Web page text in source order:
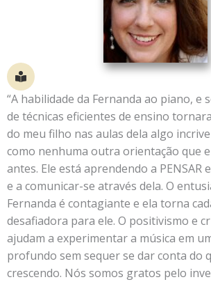
“A habilidade da Fernanda ao piano, e
de técnicas eficientes de ensino
do meu filho nas aulas dela algo
como nenhuma outra orientação que
antes. Ele está aprendendo a PENSAR
e a comunicar-se através dela. O
Fernanda é contagiante e ela torna
desafiadora para ele. O positivismo e
ajudam a experimentar a música em
profundo sem sequer se dar conta do
crescendo. Nós somos gratos pelo